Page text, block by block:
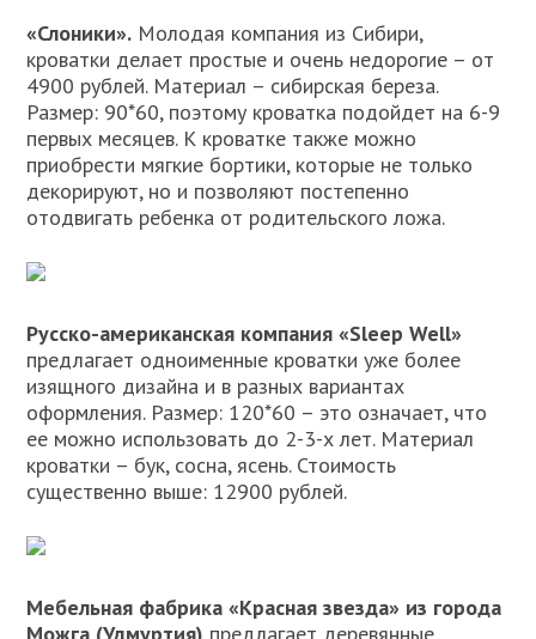
«Слоники». Молодая компания из Сибири,
кроватки делает простые и очень недорогие – от
4900 рублей. Материал – сибирская береза.
Размер: 90*60, поэтому кроватка подойдет на 6-9
первых месяцев. К кроватке также можно
приобрести мягкие бортики, которые не только
декорируют, но и позволяют постепенно
отодвигать ребенка от родительского ложа.
Русско-американская компания «Sleep Well»
предлагает одноименные кроватки уже более
изящного дизайна и в разных вариантах
оформления. Размер: 120*60 – это означает, что
ее можно использовать до 2-3-х лет. Материал
кроватки – бук, сосна, ясень. Стоимость
существенно выше: 12900 рублей.
Мебельная фабрика «Красная звезда» из города